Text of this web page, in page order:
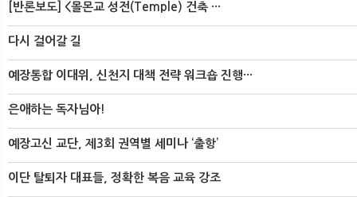
[반론보도] <몰몬교 성전(Temple) 건축 ···
다시 걸어갈 길
예장통합 이대위, 신천지 대책 전략 워크숍 진행···
은애하는 독자님아!
예장고신 교단, 제3회 권역별 세미나 ‘출항’
이단 탈퇴자 대표들, 정확한 복음 교육 강조